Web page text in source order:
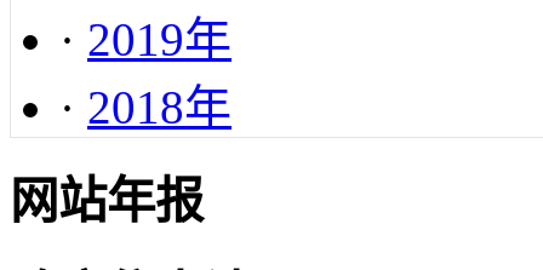
· 2019年
· 2018年
网站年报